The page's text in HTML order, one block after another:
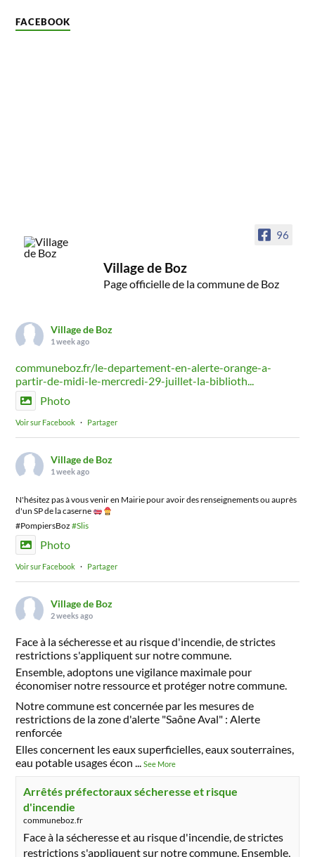
FACEBOOK
96
Village de Boz
Page officielle de la commune de Boz
Village de Boz
1 week ago
communeboz.fr/le-departement-en-alerte-orange-a-
partir-de-midi-le-mercredi-29-juillet-la-biblioth...
Photo
Voir sur Facebook · Partager
Village de Boz
1 week ago
N'hésitez pas à vous venir en Mairie pour avoir des renseignements ou auprès
d'un SP de la caserne
#PompiersBoz#Slis
Photo
Voir sur Facebook · Partager
Village de Boz
2 weeks ago
Face à la sécheresse et au risque d'incendie, de strictes
restrictions s'appliquent sur notre commune.
Ensemble, adoptons une vigilance maximale pour
économiser notre ressource et protéger notre commune.
Notre commune est concernée par les mesures de
restrictions de la zone d'alerte "Saône Aval" : Alerte
renforcée
Elles concernent les eaux superficielles, eaux souterraines,
eau potable usages écon ...See More
Arrêtés préfectoraux sécheresse et risque
d'incendie
communeboz.fr
Face à la sécheresse et au risque d'incendie, de strictes
restrictions s'appliquent sur notre commune. Ensemble,